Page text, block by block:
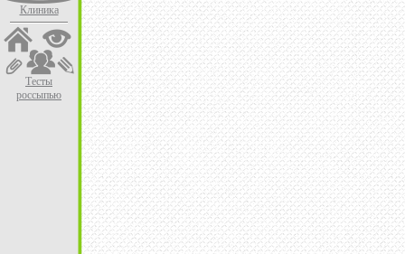
Клиника
Тесты
россыпью